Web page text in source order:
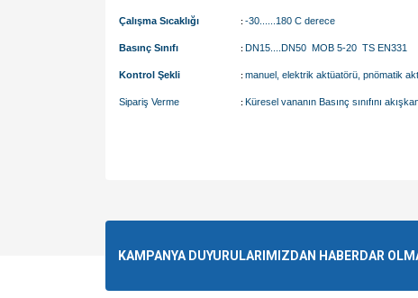
Çalışma Sıcaklığı : -30......180 C derece
Basınç Sınıfı : DN15....DN50 MOB 5-20 TS EN331
Kontrol Şekli : manuel, elektrik aktüatörü, pnömatik
Sipariş Verme : Küresel vananın Basınç sınıfını
Ürün resmi kalitesiz, bozuk veya görüntülenemiyor.
KAMPANYA DUYURULARIMIZDAN HABERDAR